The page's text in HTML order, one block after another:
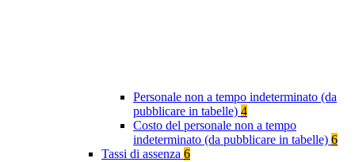
Personale non a tempo indeterminato (da
pubblicare in tabelle) 4
Costo del personale non a tempo
indeterminato (da pubblicare in tabelle) 6
Tassi di assenza 6